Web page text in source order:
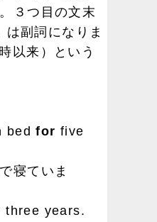
３つ目の文末
副詞になりま
以来）という
bedfor five
寝ていま
three years.